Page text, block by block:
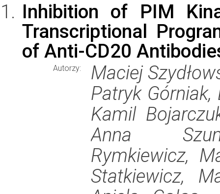
Inhibition of PIM
Transcriptional
of Anti-CD20
Autorzy:
Maciej
Patryk
Kamil
Anna
Rymkiewicz,
Statkiewicz,